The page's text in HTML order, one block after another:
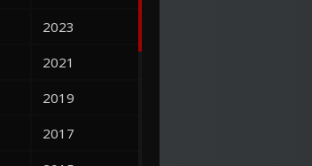
2023
2021
2019
2017